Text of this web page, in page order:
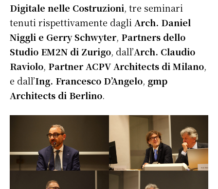
Digitale nelle Costruzioni, tre seminari
tenuti rispettivamente dagli Arch. Daniel
Niggli e Gerry Schwyter, Partners dello
Studio EM2N di Zurigo, dall’Arch. Claudio
Raviolo, Partner ACPV Architects di Milano,
e dall’Ing. Francesco D’Angelo, gmp
Architects di Berlino.